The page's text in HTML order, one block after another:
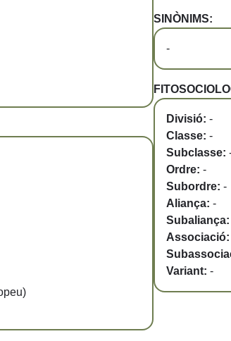
SINÒNIMS:
-
Divisió:-
Classe:-
Subclasse:
Ordre:-
Subordre:-
Aliança:-
Variant:-